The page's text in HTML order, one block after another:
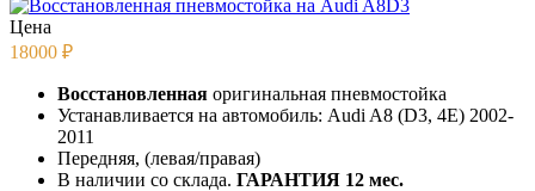
Цена
18000 ₽
Восстановленная оригинальная пневмостойка
Устанавливается на автомобиль: Audi A8 (D3, 4E) 2002-
2011
Передняя, (левая/правая)
В наличии со склада. ГАРАНТИЯ 12 мес.